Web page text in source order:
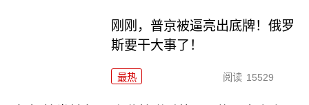
刚刚，普京被逼亮出底牌！俄罗
斯要干大事了！
最热 阅读 15529